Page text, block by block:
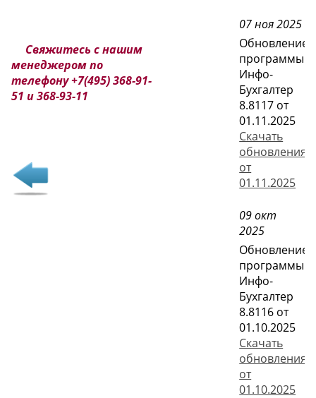
Свяжитесь с нашим
менеджером по
телефону+7(495) 368-91-
51 и 368-93-11
07 ноя 2025
Обновление
программы
Инфо-
Бухгалтер
8.8117 от
01.11.2025
Скачать
обновления
от
01.11.2025
09 окт
2025
Обновление
программы
Инфо-
Бухгалтер
8.8116 от
01.10.2025
Скачать
обновления
от
01.10.2025